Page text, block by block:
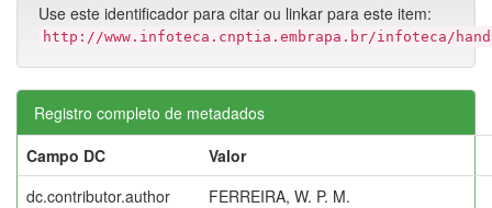
Use este identificador para citar ou linkar para este item:
http://www.infoteca.cnptia.embrapa.br/infoteca/
Registro completo de metadados
Campo DC
Valor
dc.contributor.author
FERREIRA, W. P. M.